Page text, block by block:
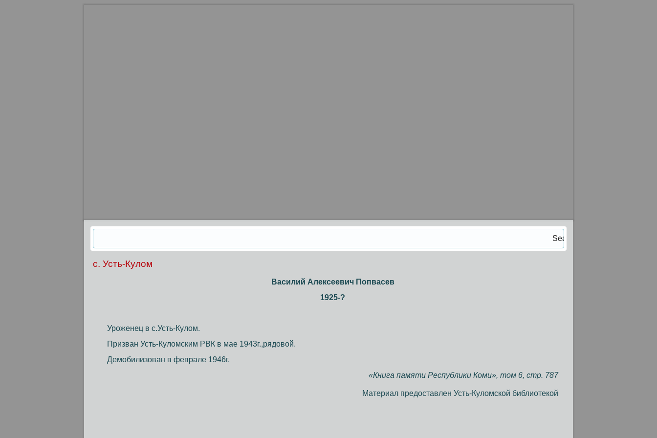
с. Усть-Кулом
Василий Алексеевич Попвасев
1925-?
Уроженец в с.Усть-Кулом.
Призван Усть-Куломским РВК в мае 1943г.,рядовой.
Демобилизован в феврале 1946г.
«Книга памяти Республики Коми», том 6, стр. 787
Материал предоставлен Усть-Куломской библиотекой